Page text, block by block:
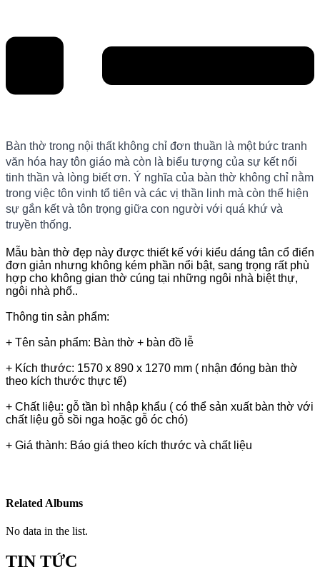
Bàn thờ trong nội thất không chỉ đơn thuần là một bức tranh
văn hóa hay tôn giáo mà còn là biểu tượng của sự kết nối
tinh thần và lòng biết ơn. Ý nghĩa của bàn thờ không chỉ nằm
trong việc tôn vinh tổ tiên và các vị thần linh mà còn thể hiện
sự gắn kết và tôn trọng giữa con người với quá khứ và
truyền thống.
Mẫu bàn thờ đẹp này được thiết kế với kiểu dáng tân cổ điển
đơn giản nhưng không kém phần nổi bật, sang trọng rất phù
hợp cho không gian thờ cúng tại những ngôi nhà biệt thự,
ngôi nhà phố..
Thông tin sản phẩm:
+ Tên sản phẩm: Bàn thờ + bàn đồ lễ
+ Kích thước: 1570 x 890 x 1270 mm ( nhận đóng bàn thờ
theo kích thước thực tế)
+ Chất liệu: gỗ tần bì nhập khẩu ( có thể sản xuất bàn thờ với
chất liệu gỗ sồi nga hoặc gỗ óc chó)
+ Giá thành: Báo giá theo kích thước và chất liệu
Related Albums
No data in the list.
TIN TỨC